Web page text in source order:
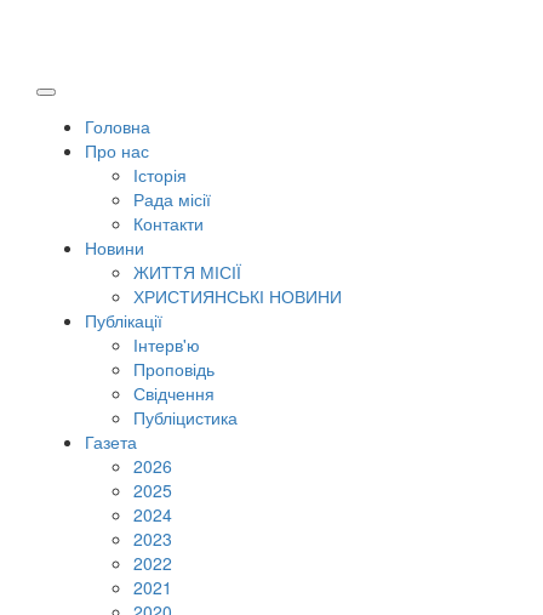
Головна
Про нас
Історія
Рада місії
Контакти
Новини
ЖИТТЯ МІСІЇ
ХРИСТИЯНСЬКІ НОВИНИ
Публікації
Інтерв'ю
Проповідь
Свідчення
Публіцистика
Газета
2026
2025
2024
2023
2022
2021